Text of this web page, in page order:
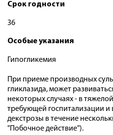
Срок годности
36
Особые указания
Гипогликемия
При приеме производных
гликлазида, может
некоторых случаях - в
требующей госпитализации и
декстрозы в течение
"Побочное действие").